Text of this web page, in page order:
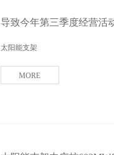
导致今年第三季度经营活
太阳能支架
MORE